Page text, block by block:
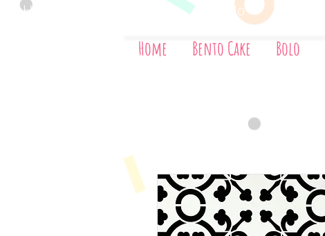
Home Bolo
Home Bento Cake Bolo